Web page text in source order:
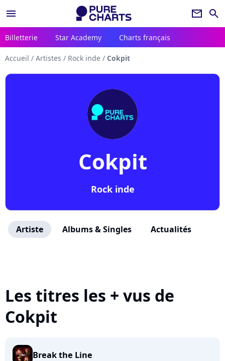
menu newsletter search
Billetterie Star Academy Charts français
Accueil / Artistes / Rock inde / Cokpit
Cokpit
Rock inde
Artiste Albums & Singles Actualités
Les titres les + vus de
Cokpit
Break the Line